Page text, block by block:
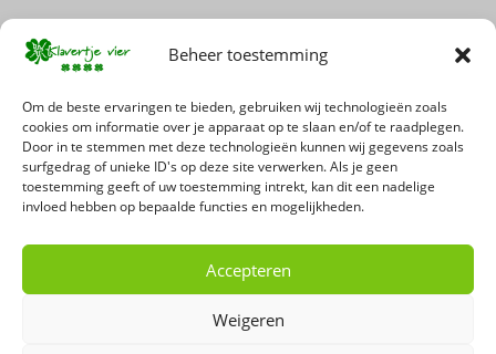
Beheer toestemming
Om de beste ervaringen te bieden, gebruiken wij technologieën zoals
cookies om informatie over je apparaat op te slaan en/of te raadplegen.
Door in te stemmen met deze technologieën kunnen wij gegevens zoals
surfgedrag of unieke ID's op deze site verwerken. Als je geen
toestemming geeft of uw toestemming intrekt, kan dit een nadelige
invloed hebben op bepaalde functies en mogelijkheden.
Accepteren
Weigeren
Mis geen enkele actie of promotie!
Schrijf je in voor onze nieuwsbrief